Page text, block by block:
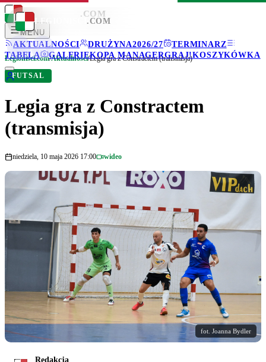
LEGIONISCI .COM
MENU
AKTUALNOŚCI
DRUŻYNA2026/27
TERMINARZ
TABELA
GALERIEKOPA MANAGERGRAJ!KOSZYKÓWKA
LEGIONISCI .COM
Legionisci.com/Aktualności/Legia gra z Constractem (transmisja)
FUTSAL
Legia gra z Constractem
(transmisja)
niedziela, 10 maja 2026 17:00 wideo
fot. Joanna Bydler
Redakcja